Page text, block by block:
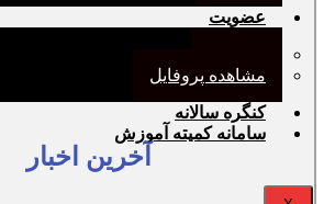
عضویت
مشاهده پروفایل
کنگره سالانه
سامانه کمیته آموزش
آخرین اخبار